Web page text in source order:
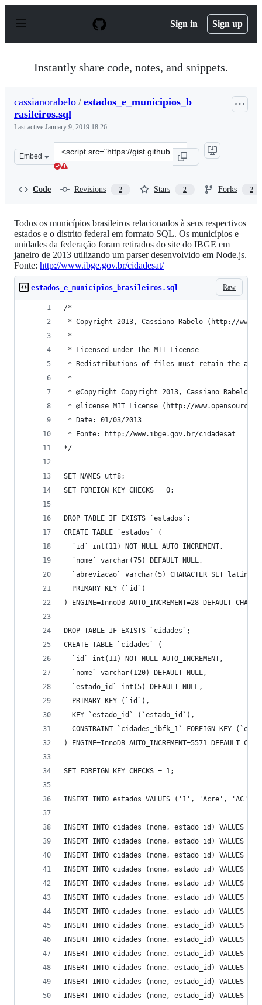
p
Sign in Sign up
Instantly share code, notes, and snippets.
cassianorabelo / estados_e_municipios_b
rasileiros.sql
Last active January 9, 2019 18:26
Embed
Clone
this
Code Revisions 2 Stars 2 Forks 2
Todos os municípios brasileiros relacionados à seus respectivos
estados e o distrito federal em formato SQL. Os municípios e
unidades da federação foram retirados do site do IBGE em
janeiro de 2013 utilizando um parser desenvolvido em Node.js.
Fonte: http://www.ibge.gov.br/cidadesat/
Raw
estados_e_municipios_brasileiros.sql
/*
* Copyright 2013, Cassiano Rabelo (http://
*
* Licensed under The MIT License
* Redistributions of files must retain the
*
* @Copyright Copyright 2013, Cassiano Rabelo
* @license MIT License (http://
* Date: 01/03/2013
* Fonte: http://www.ibge.gov.br/cidadesat
*/
SET NAMES utf8;
SET FOREIGN_KEY_CHECKS = 0;
DROP TABLE IF EXISTS `estados`;
CREATE TABLE `estados` (
  `id` int(11) NOT NULL AUTO_INCREMENT,
  `nome` varchar(75) DEFAULT NULL,
`abreviacao` varchar(5) CHARACTER SET latin1
  PRIMARY KEY (`id`)
) ENGINE=InnoDB AUTO_INCREMENT=28 DEFAULT
DROP TABLE IF EXISTS `cidades`;
CREATE TABLE `cidades` (
  `id` int(11) NOT NULL AUTO_INCREMENT,
  `nome` varchar(120) DEFAULT NULL,
  `estado_id` int(5) DEFAULT NULL,
  PRIMARY KEY (`id`),
  KEY `estado_id` (`estado_id`),
CONSTRAINT `cidades_ibfk_1` FOREIGN KEY
) ENGINE=InnoDB AUTO_INCREMENT=5571 DEFAULT
SET FOREIGN_KEY_CHECKS = 1;
INSERT INTO estados VALUES ('1',
INSERT INTO cidades (nome, estado_id) VALUES
INSERT INTO cidades (nome, estado_id) VALUES
INSERT INTO cidades (nome, estado_id) VALUES
INSERT INTO cidades (nome, estado_id) VALUES
INSERT INTO cidades (nome, estado_id)
INSERT INTO cidades (nome, estado_id) VALUES
INSERT INTO cidades (nome, estado_id) VALUES
INSERT INTO cidades (nome, estado_id) VALUES
INSERT INTO cidades (nome, estado_id) VALUES
INSERT INTO cidades (nome, estado_id) VALUES
INSERT INTO cidades (nome, estado_id) VALUES
INSERT INTO cidades (nome, estado_id) VALUES
INSERT INTO cidades (nome, estado_id) VALUES